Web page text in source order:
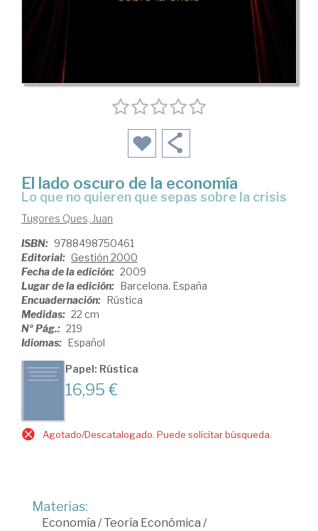
El lado oscuro de la economía
lo que no quieren que sepas sobre la crisis
Tugores Ques, Juan
ISBN: 9788498750461
Editorial: Gestión 2000
Fecha de la edición: 2009
Lugar de la edición: Barcelona. España
Encuadernación: Rústica
Medidas: 22 cm
Nº Pág.: 219
Idiomas: Español
Papel: Rústica
16,95 €
Agotado/Descatalogado. Puede solicitar búsqueda.
Materias:
Economía /Teoría Económica /